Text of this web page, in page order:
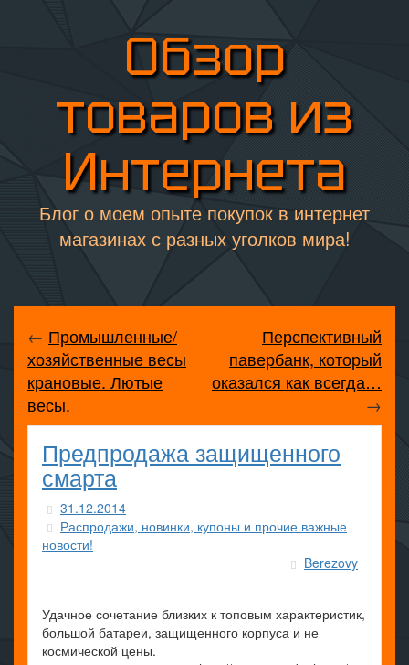
Обзор
товаров из
Интернета
Блог о моем опыте покупок в интернет
магазинах с разных уголков мира!
← Промышленные/
хозяйственные весы
крановые. Лютые
весы.
Перспективный
павербанк, который
оказался как всегда…
→
Предпродажа защищенного
смарта
31.12.2014
Распродажи, новинки, купоны и прочие важные
новости!
Berezovy
Удачное сочетание близких к топовым характеристик,
большой батареи, защищенного корпуса и не
космической цены.